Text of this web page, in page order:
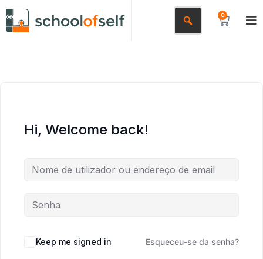
0
Hi, Welcome back!
Keep me signed in Esqueceu-se da senha?